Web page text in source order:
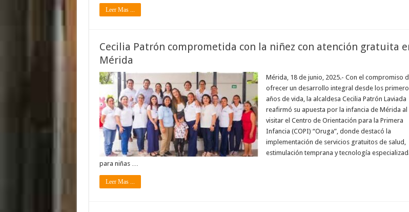
Leer Mas ...
Cecilia Patrón comprometida con la niñez con atención gratuita
Mérida
Mérida, 18 de junio, 2025.- Con el compromiso
ofrecer un desarrollo integral desde los
años de vida, la alcaldesa Cecilia Patrón Laviada
reafirmó su apuesta por la infancia de Mérida al
visitar el Centro de Orientación para la Primera
Infancia (COPI) “Oruga”, donde destacó la
implementación de servicios gratuitos de salud,
estimulación temprana y tecnología
para niñas …
Leer Mas ...